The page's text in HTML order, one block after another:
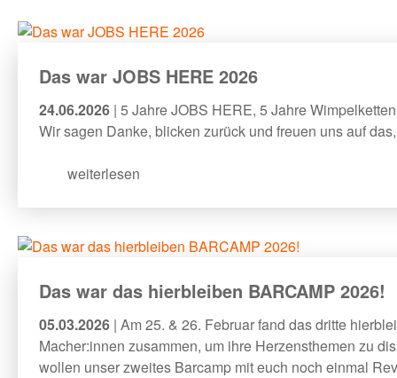
Das war JOBS HERE 2026
24.06.2026 | 5 Jahre JOBS HERE, 5 Jahre
Wir sagen Danke, blicken zurück und freuen uns auf
weiterlesen
Das war das hierbleiben BARCAMP 2026!
05.03.2026 | Am 25. & 26. Februar fand das dritte
Macher:innen zusammen, um ihre Herzensthemen zu
wollen unser zweites Barcamp mit euch noch einmal